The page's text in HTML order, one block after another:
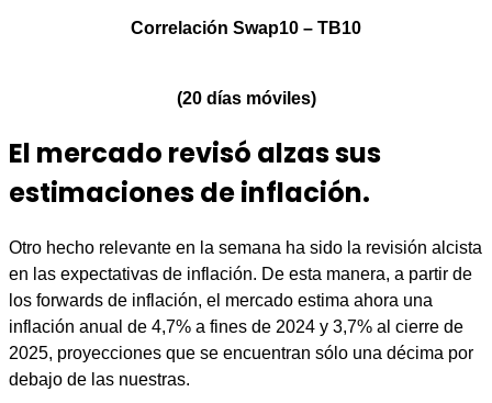
Correlación Swap10 – TB10
(20 días móviles)
El mercado revisó alzas sus
estimaciones de inflación.
Otro hecho relevante en la semana ha sido la revisión alcista
en las expectativas de inflación. De esta manera, a partir de
los forwards de inflación, el mercado estima ahora una
inflación anual de 4,7% a fines de 2024 y 3,7% al cierre de
2025, proyecciones que se encuentran sólo una décima por
debajo de las nuestras.